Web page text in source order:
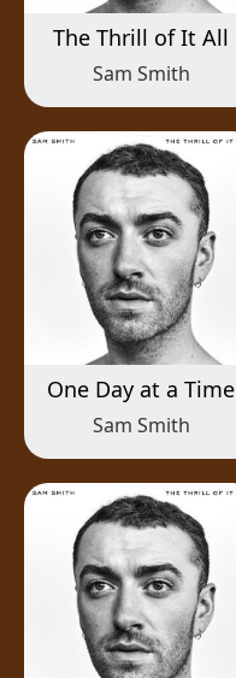
The Thrill of It All
Sam Smith
One Day at a Time
Sam Smith